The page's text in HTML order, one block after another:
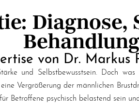
Diagnose,
von Dr. Markus
und Selbstbewusstsein. Doch
Vergrößerung der männlichen
Betroffene psychisch belastend sein